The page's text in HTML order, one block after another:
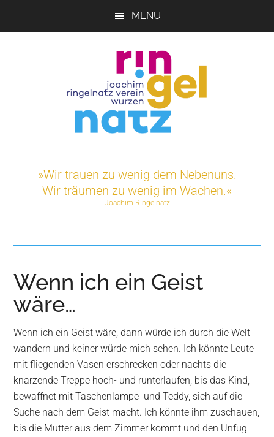
MENU
Ringelnatz-
Verein
e.V.
Projekte
in
Wurzen
»Wir trauen zu wenig dem Nebenuns.
Wir träumen zu wenig im Wachen.«
Joachim Ringelnatz
Wenn ich ein Geist
wäre…
Wenn ich ein Geist wäre, dann würde ich durch die Welt
wandern und keiner würde mich sehen. Ich könnte Leute
mit fliegenden Vasen erschrecken oder nachts die
knarzende Treppe hoch- und runterlaufen, bis das Kind,
bewaffnet mit Taschenlampe und Teddy, sich auf die
Suche nach dem Geist macht. Ich könnte ihm zuschauen,
bis die Mutter aus dem Zimmer kommt und den Unfug